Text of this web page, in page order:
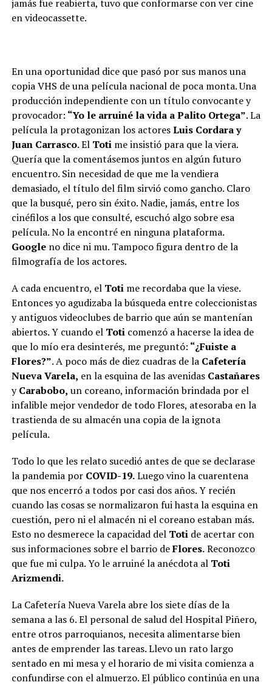
jamás fue reabierta, tuvo que conformarse con ver cine
en videocassette.
En una oportunidad dice que pasó por sus manos una
copia VHS de una película nacional de poca monta. Una
producción independiente con un título convocante y
provocador: “Yo le arruiné la vida a Palito Ortega”. La
película la protagonizan los actoresLuis Cordara y
Juan Carrasco. El Totime insistió para que la viera.
Quería que la comentásemos juntos en algún futuro
encuentro. Sin necesidad de que me la vendiera
demasiado, el título del film sirvió como gancho. Claro
que la busqué, pero sin éxito. Nadie, jamás, entre los
cinéfilos a los que consulté, escuchó algo sobre esa
película. No la encontré en ninguna plataforma.
Googleno dice ni mu. Tampoco figura dentro de la
filmografía de los actores.
A cada encuentro, el Totime recordaba que la viese.
Entonces yo agudizaba la búsqueda entre coleccionistas
y antiguos videoclubes de barrio que aún se mantenían
abiertos. Y cuando el Toticomenzó a hacerse la idea de
que lo mío era desinterés, me preguntó: “¿Fuiste a
Flores?”. A poco más de diez cuadras de la Cafetería
Nueva Varela, en la esquina de las avenidas Castañares
yCarabobo, un coreano, información brindada por el
infalible mejor vendedor de todo Flores, atesoraba en la
trastienda de su almacén una copia de la ignota
película.
Todo lo que les relato sucedió antes de que se declarase
la pandemia por COVID-19.Luego vino la cuarentena
que nos encerró a todos por casi dos años. Y recién
cuando las cosas se normalizaron fui hasta la esquina en
cuestión, pero ni el almacén ni el coreano estaban más.
Esto no desmerece la capacidad del Totide acertar con
sus informaciones sobre el barrio deFlores.Reconozco
que fue mi culpa. Yo le arruiné la anécdota al Toti
Arizmendi.
La Cafetería Nueva Varela abre los siete días de la
semana a las 6. El personal de salud del Hospital Piñero,
entre otros parroquianos, necesita alimentarse bien
antes de emprender las tareas. Llevo un rato largo
sentado en mi mesa y el horario de mi visita comienza a
confundirse con el almuerzo. El público continúa en una